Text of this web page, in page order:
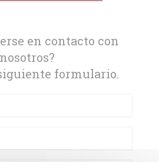
en contacto con
nosotros?
formulario.